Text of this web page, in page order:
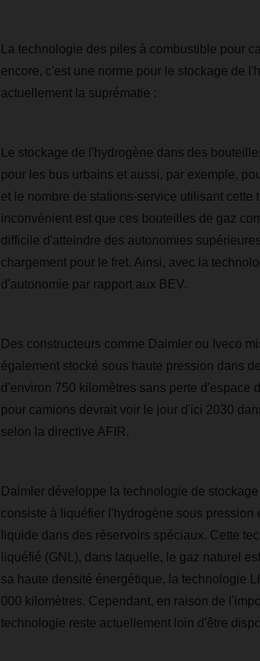
La technologie des piles à combustible pour
encore, c'est une norme pour le stockage de
actuellement la suprématie :
Le stockage de l'hydrogène dans des
pour les bus urbains et aussi, par exemple,
et le nombre de stations-service utilisant
inconvénient est que ces bouteilles de gaz
difficile d'atteindre des autonomies
chargement pour le fret. Ainsi, avec la
d'autonomie par rapport aux BEV.
Des constructeurs comme Daimler ou Iveco
également stocké sous haute pression dans
d'environ 750 kilomètres sans perte d'espace
pour camions devrait voir le jour d'ici 2030
selon la directive AFIR.
Daimler développe la technologie de
consiste à liquéfier l'hydrogène sous pression
liquide dans des réservoirs spéciaux. Cette
liquéfié (GNL), dans laquelle, le gaz naturel
sa haute densité énergétique, la technologie
000 kilomètres. Cependant, en raison de
technologie reste actuellement loin d'être